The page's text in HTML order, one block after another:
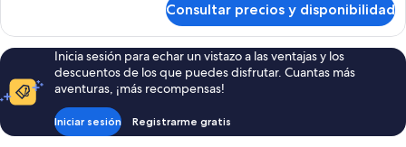
use
(1
adult)
standard
single
use
adult)
Consultar precios y disponibilidad
Inicia sesión para echar un vistazo a las ventajas y los
descuentos de los que puedes disfrutar. Cuantas más
aventuras, ¡más recompensas!
Iniciar sesión Registrarme gratis